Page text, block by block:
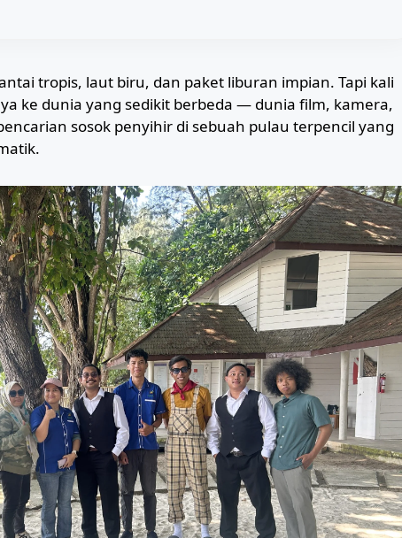
tropis, laut biru, dan paket liburan impian. Tapi kali
ke dunia yang sedikit berbeda — dunia film, kamera,
sosok penyihir di sebuah pulau terpencil yang